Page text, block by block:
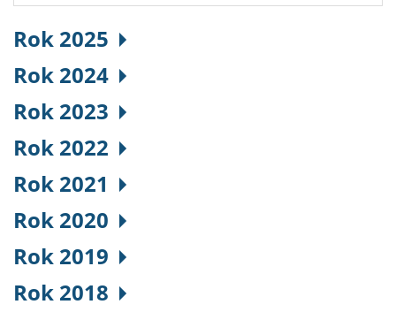
Rok 2025
Rok 2024
Rok 2023
Rok 2022
Rok 2021
Rok 2020
Rok 2019
Rok 2018